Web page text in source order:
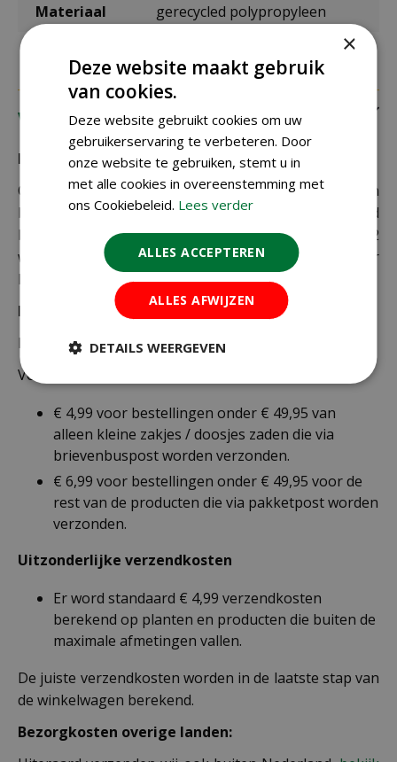
Materiaal gerecycled polypropyleen
Verzending
Bezorging:
Om uw bestelling goed en veilig bij u thuis te laten
bezorgen maken wij gebruik van PostNL. De levertijd
bedraagt doorgaans tussen de 1 en 2
werkdagen. Deze bezorgtijd geldt zowel voor
Nederland als België.
Bezorgkosten Nederland:
Bestellingen van € 49,95 of meer verzenden wij gratis.
Voor een bestelling onder € 49,95 zijn er 2 tarieven:
€ 4,99 voor bestellingen onder € 49,95 van
alleen kleine zakjes / doosjes zaden die via
brievenbuspost worden verzonden.
€ 6,99 voor bestellingen onder € 49,95 voor de
rest van de producten die via pakketpost worden
verzonden.
Uitzonderlijke verzendkosten
Er word standaard € 4,99 verzendkosten
berekend op planten en producten die buiten de
maximale afmetingen vallen.
De juiste verzendkosten worden in de laatste stap van
de winkelwagen berekend.
Bezorgkosten overige landen:
×
Deze website maakt gebruik
van cookies.
Deze website gebruikt cookies om uw
gebruikerservaring te verbeteren. Door
onze website te gebruiken, stemt u in
met alle cookies in overeenstemming met
ons Cookiebeleid. Lees verder
ALLES ACCEPTEREN
ALLES AFWIJZEN
DETAILS WEERGEVEN